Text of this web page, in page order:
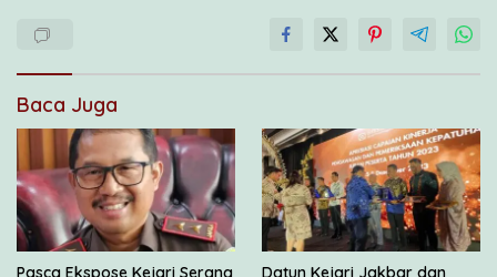
Baca Juga
Pasca Ekspose Kejari Serang Datun Kejari Jakbar dan